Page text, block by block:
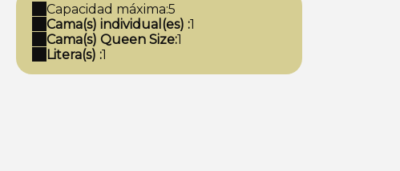
Capacidad máxima:5
Cama(s) individual(es) :1
Cama(s) Queen Size:1
Litera(s) :1